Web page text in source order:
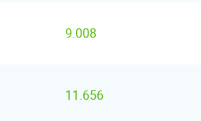
9.008
11.656